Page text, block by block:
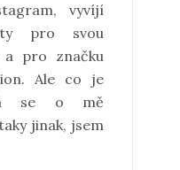
vyvíjí
pro svou
a pro značku
Ale co je
se o mě
jinak, jsem